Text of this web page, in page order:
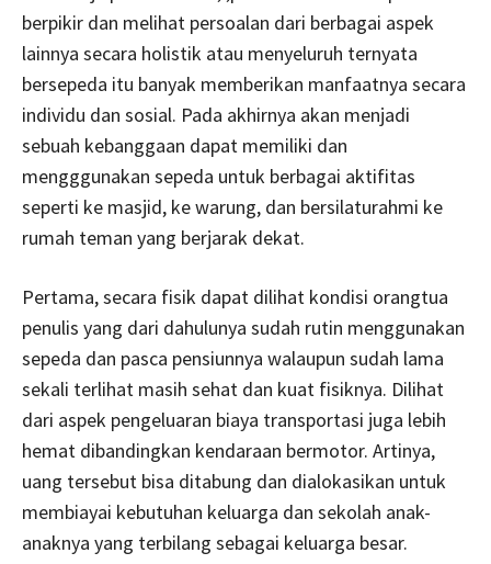
berpikir dan melihat persoalan dari berbagai aspek
lainnya secara holistik atau menyeluruh ternyata
bersepeda itu banyak memberikan manfaatnya secara
individu dan sosial. Pada akhirnya akan menjadi
sebuah kebanggaan dapat memiliki dan
mengggunakan sepeda untuk berbagai aktifitas
seperti ke masjid, ke warung, dan bersilaturahmi ke
rumah teman yang berjarak dekat.
Pertama, secara fisik dapat dilihat kondisi orangtua
penulis yang dari dahulunya sudah rutin menggunakan
sepeda dan pasca pensiunnya walaupun sudah lama
sekali terlihat masih sehat dan kuat fisiknya. Dilihat
dari aspek pengeluaran biaya transportasi juga lebih
hemat dibandingkan kendaraan bermotor. Artinya,
uang tersebut bisa ditabung dan dialokasikan untuk
membiayai kebutuhan keluarga dan sekolah anak-
anaknya yang terbilang sebagai keluarga besar.